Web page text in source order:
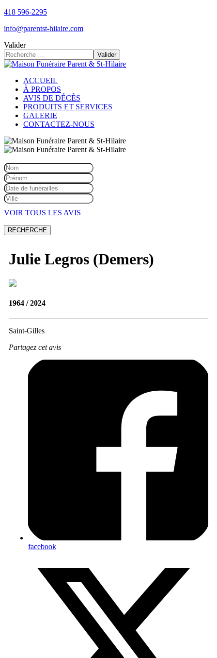
418 596-2295
info@parentst-hilaire.com
Valider
Valider
ACCUEIL
À PROPOS
AVIS DE DÉCÈS
PRODUITS ET SERVICES
GALERIE
CONTACTEZ-NOUS
VOIR TOUS LES AVIS
Julie Legros (Demers)
1964 / 2024
Saint-Gilles
Partagez cet avis
facebook